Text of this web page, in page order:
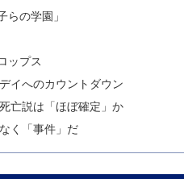
の学園」
ップス
イへのカウントダウン
亡説は「ほぼ確定」か
く「事件」だ